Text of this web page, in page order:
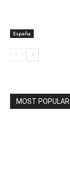
España
MOST POPULAR